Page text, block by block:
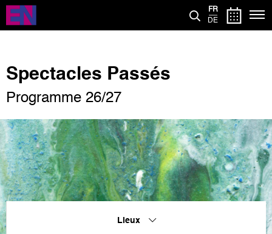
Aller
contenu
FR
DE
Spectacles Passés
Programme 26/27
Lieux